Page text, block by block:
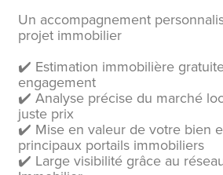
Un accompagnement
projet immobilier
✔️ Estimation immobilière
engagement
✔️ Analyse précise du marché
juste prix
✔️ Mise en valeur de votre bien
principaux portails immobiliers
✔️ Large visibilité grâce au